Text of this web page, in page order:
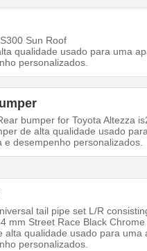
Sun Roof
qualidade usado para uma
personalizados.
bumper for Toyota Altezza
de alta qualidade usado
e desempenho personalizados.
tail pipe set L/R
mm Street Race Black Chrome
alta qualidade usado para uma
personalizados.